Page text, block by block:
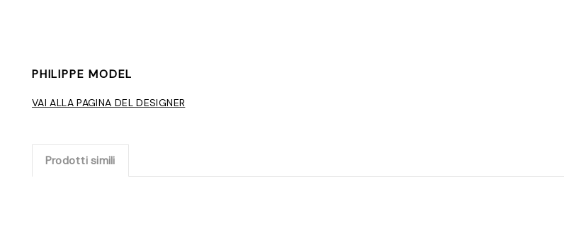
PHILIPPE MODEL
VAI ALLA PAGINA DEL DESIGNER
Prodotti simili